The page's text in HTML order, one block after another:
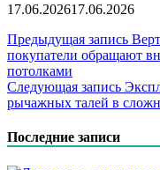
17.06.202617.06.2026
Навигация
по
записям
Предыдущая запись
покупатели обращают
потолками
Следующая запись
рычажных талей в
Последние записи